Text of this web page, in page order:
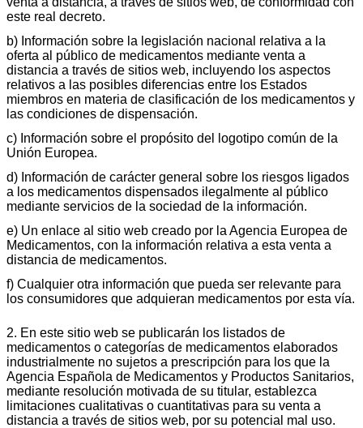
este real decreto.
b) Información sobre la legislación nacional relativa a la
oferta al público de medicamentos mediante venta a
distancia a través de sitios web, incluyendo los aspectos
relativos a las posibles diferencias entre los Estados
miembros en materia de clasificación de los medicamentos y
las condiciones de dispensación.
c) Información sobre el propósito del logotipo común de la
Unión Europea.
d) Información de carácter general sobre los riesgos ligados
a los medicamentos dispensados ilegalmente al público
mediante servicios de la sociedad de la información.
e) Un enlace al sitio web creado por la Agencia Europea de
Medicamentos, con la información relativa a esta venta a
distancia de medicamentos.
f) Cualquier otra información que pueda ser relevante para
los consumidores que adquieran medicamentos por esta vía.
2. En este sitio web se publicarán los listados de
medicamentos o categorías de medicamentos elaborados
industrialmente no sujetos a prescripción para los que la
Agencia Española de Medicamentos y Productos Sanitarios,
mediante resolución motivada de su titular, establezca
limitaciones cualitativas o cuantitativas para su venta a
distancia a través de sitios web, por su potencial mal uso.